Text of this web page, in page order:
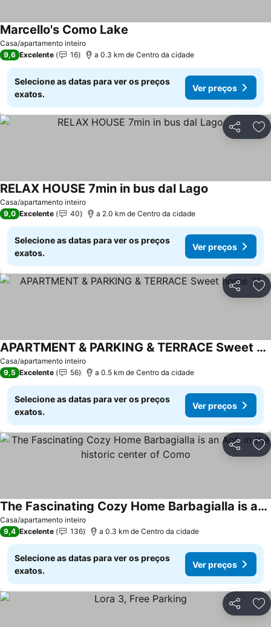
Casa/apartamento inteiro
Marcello's Como Lake
9,6 Excelente 16 a 0.3 km de Centro da cidade
Selecione as datas para ver os preços
exatos.
Ver preços
Partilhar
Casa/apartamento inteiro
RELAX HOUSE 7min in bus dal Lago
9,0 Excelente 40 a 2.0 km de Centro da cidade
Selecione as datas para ver os preços
exatos.
Ver preços
Partilhar
Casa/apartamento inteiro
APARTMENT & PARKING & TERRACE Sweet home 21
9,5 Excelente 56 a 0.5 km de Centro da cidade
Selecione as datas para ver os preços
exatos.
Ver preços
Partilhar
Casa/apartamento inteiro
The Fascinating Cozy Home Barbagialla is an Apt. in the historic center of Como
9,4 Excelente 136 a 0.3 km de Centro da cidade
Selecione as datas para ver os preços
exatos.
Ver preços
Partilhar